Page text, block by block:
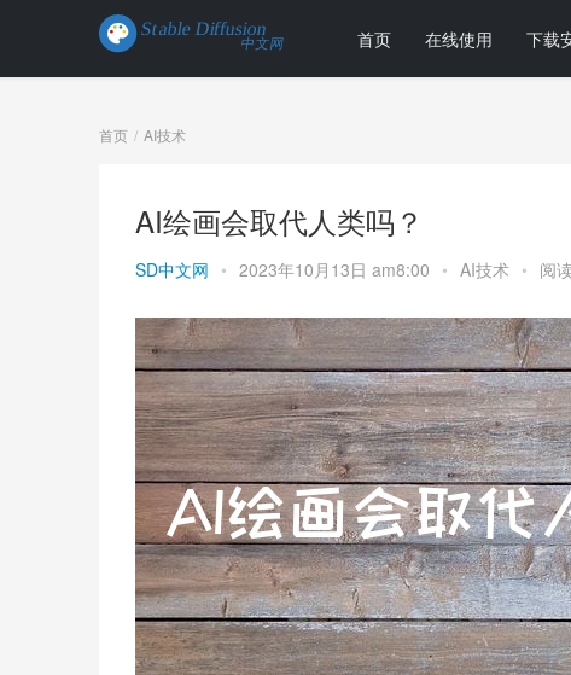
首页 在线使用 下载
首页 AI技术
AI绘画会取代人类吗？
SD中文网 • 2023年10月13日 am8:00 • AI技术 • 阅